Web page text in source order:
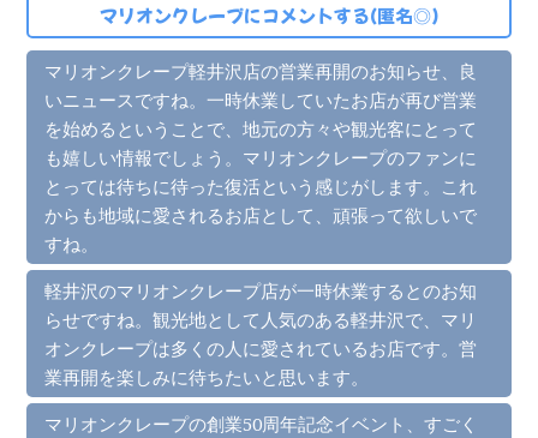
マリオンクレープにコメントする(匿名◎)
マリオンクレープ軽井沢店の営業再開のお知らせ、良
いニュースですね。一時休業していたお店が再び営業
を始めるということで、地元の方々や観光客にとって
も嬉しい情報でしょう。マリオンクレープのファンに
とっては待ちに待った復活という感じがします。これ
からも地域に愛されるお店として、頑張って欲しいで
すね。
軽井沢のマリオンクレープ店が一時休業するとのお知
らせですね。観光地として人気のある軽井沢で、マリ
オンクレープは多くの人に愛されているお店です。営
業再開を楽しみに待ちたいと思います。
マリオンクレープの創業50周年記念イベント、すごく